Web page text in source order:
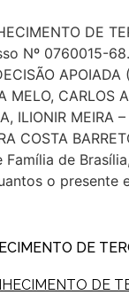
DE
Nº 0760015-
APOIADA
MELO, CARLOS
ILIONIR MEIRA
COSTA
de
o presente
DE